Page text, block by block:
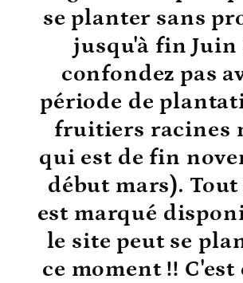
se planter sans
jusqu'à fin Juin
confondez pas
période de
fruitiers racines
qui est de fin
début mars).
est marqué
le site peut se
ce moment !! C'est